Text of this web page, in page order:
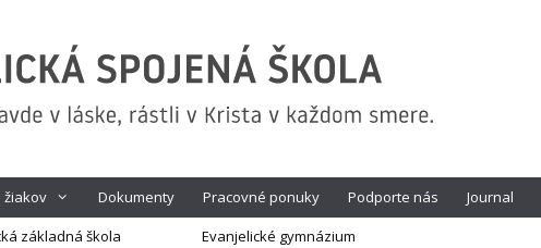
žiakov Dokumenty Pracovné ponuky Podporte nás Journal
základná škola Evanjelické gymnázium